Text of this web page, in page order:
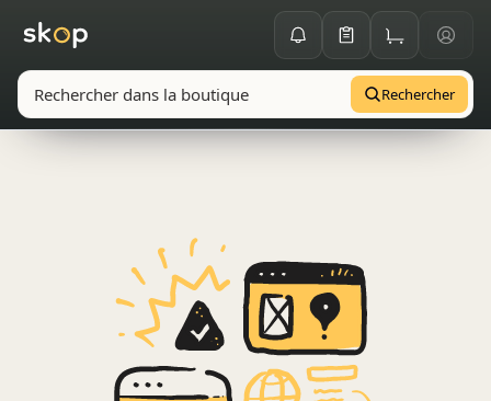
Rechercher